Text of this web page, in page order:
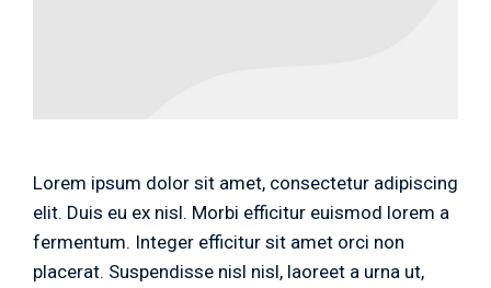
Lorem ipsum dolor sit amet, consectetur adipiscing
elit. Duis eu ex nisl. Morbi efficitur euismod lorem a
fermentum. Integer efficitur sit amet orci non
placerat. Suspendisse nisl nisl, laoreet a urna ut,